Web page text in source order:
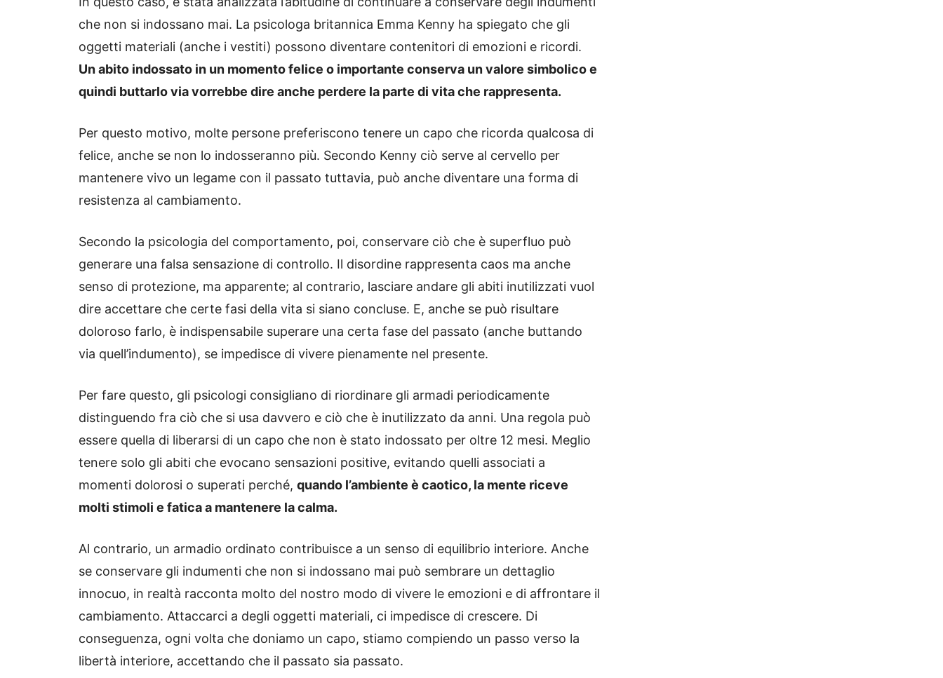
che non si indossano mai. La psicologa britannica Emma Kenny ha spiegato che gli
oggetti materiali (anche i vestiti) possono diventare contenitori di emozioni e ricordi.
Un abito indossato in un momento felice o importante conserva un valore simbolico e
quindi buttarlo via vorrebbe dire anche perdere la parte di vita che rappresenta.
Per questo motivo, molte persone preferiscono tenere un capo che ricorda qualcosa di
felice, anche se non lo indosseranno più. Secondo Kenny ciò serve al cervello per
mantenere vivo un legame con il passato tuttavia, può anche diventare una forma di
resistenza al cambiamento.
Secondo la psicologia del comportamento, poi, conservare ciò che è superfluo può
generare una falsa sensazione di controllo. Il disordine rappresenta caos ma anche
senso di protezione, ma apparente; al contrario, lasciare andare gli abiti inutilizzati vuol
dire accettare che certe fasi della vita si siano concluse. E, anche se può risultare
doloroso farlo, è indispensabile superare una certa fase del passato (anche buttando
via quell’indumento), se impedisce di vivere pienamente nel presente.
Per fare questo, gli psicologi consigliano di riordinare gli armadi periodicamente
distinguendo fra ciò che si usa davvero e ciò che è inutilizzato da anni. Una regola può
essere quella di liberarsi di un capo che non è stato indossato per oltre 12 mesi. Meglio
tenere solo gli abiti che evocano sensazioni positive, evitando quelli associati a
momenti dolorosi o superati perché, quando l’ambiente è caotico, la mente riceve
molti stimoli e fatica a mantenere la calma.
Al contrario, un armadio ordinato contribuisce a un senso di equilibrio interiore. Anche
se conservare gli indumenti che non si indossano mai può sembrare un dettaglio
innocuo, in realtà racconta molto del nostro modo di vivere le emozioni e di affrontare il
cambiamento. Attaccarci a degli oggetti materiali, ci impedisce di crescere. Di
conseguenza, ogni volta che doniamo un capo, stiamo compiendo un passo verso la
libertà interiore, accettando che il passato sia passato.